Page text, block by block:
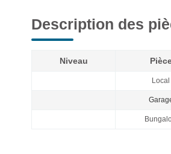
Description des
Niveau
Local